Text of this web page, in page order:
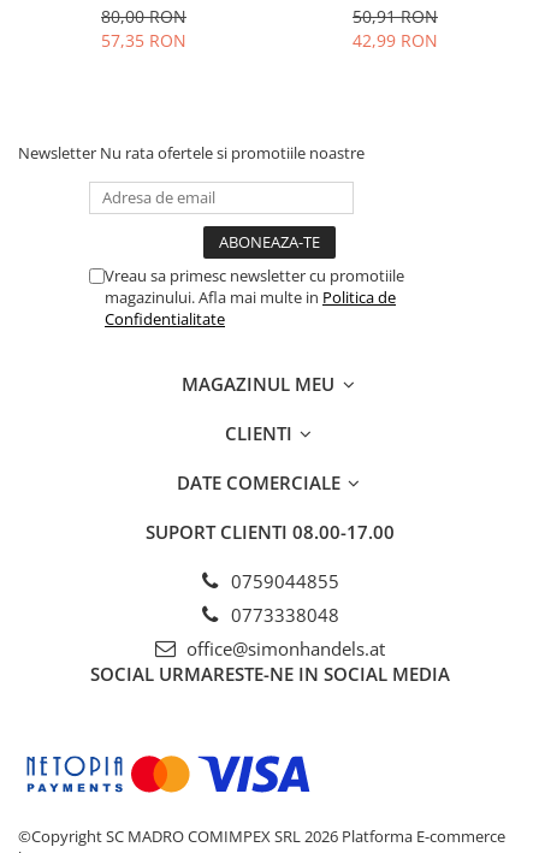
80,00 RON
57,35 RON
50,91 RON
42,99 RON
Newsletter Nu rata ofertele si promotiile noastre
Vreau sa primesc newsletter cu promotiile
magazinului. Afla mai multe in Politica de
Confidentialitate
MAGAZINUL MEU
CLIENTI
DATE COMERCIALE
SUPORT CLIENTI 08.00-17.00
0759044855
0773338048
office@simonhandels.at
SOCIAL URMARESTE-NE IN SOCIAL MEDIA
©Copyright SC MADRO COMIMPEX SRL 2026 Platforma E-commerce